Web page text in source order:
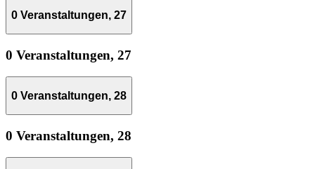
0 Veranstaltungen, 27
0 Veranstaltungen, 27
0 Veranstaltungen, 28
0 Veranstaltungen, 28